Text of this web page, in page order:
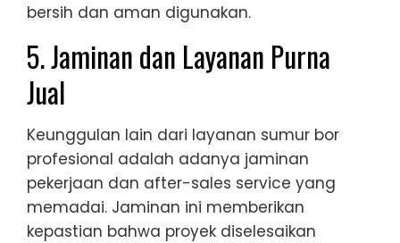
bersih dan aman digunakan.
5. Jaminan dan Layanan Purna
Jual
Keunggulan lain dari layanan sumur bor
profesional adalah adanya jaminan
pekerjaan dan after-sales service yang
memadai. Jaminan ini memberikan
kepastian bahwa proyek diselesaikan